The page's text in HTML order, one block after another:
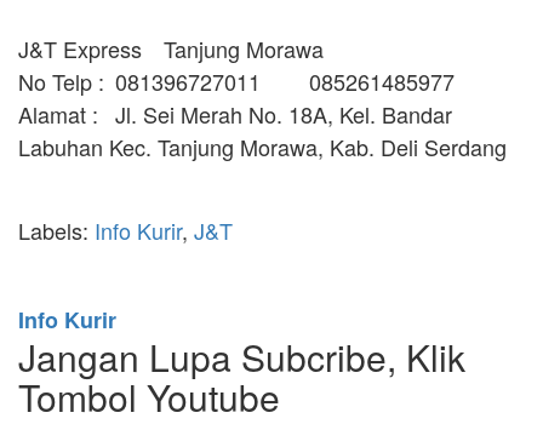
J&T Express
Tanjung Morawa
No Telp : 081396727011
085261485977
Alamat : Jl. Sei Merah No. 18A, Kel. Bandar
Labuhan Kec. Tanjung Morawa, Kab. Deli Serdang
Labels: Info Kurir, J&T
Info Kurir
Jangan Lupa Subcribe, Klik
Tombol Youtube